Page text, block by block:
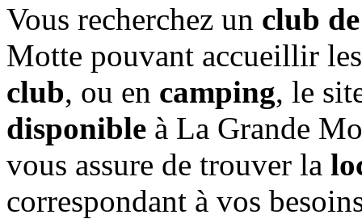
Vous recherchez un club
Motte pouvant accueillir
club, ou en camping, le
disponible à La Grande
vous assure de trouver la
correspondant à vos